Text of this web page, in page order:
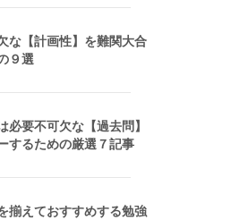
な【計画性】を難関大合
９選
必要不可欠な【過去問】
するための厳選７記事
揃えておすすめする勉強